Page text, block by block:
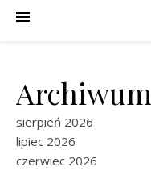
Archiwum
sierpień 2026
lipiec 2026
czerwiec 2026